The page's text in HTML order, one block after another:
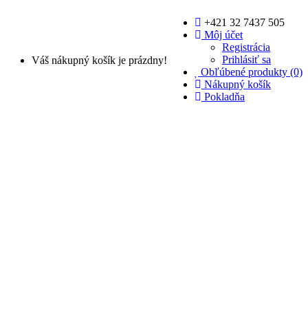
+421 32 7437 505
Môj účet
Registrácia
Prihlásiť sa
Obľúbené produkty (0)
Nákupný košík
Pokladňa
Váš nákupný košík je prázdny!